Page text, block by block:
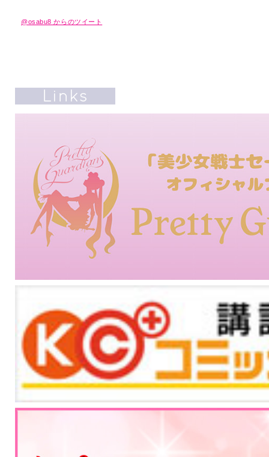
@osabu8 からのツイート